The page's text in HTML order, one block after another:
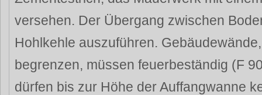
versehen. Der Übergang zwischen
Hohlkehle auszuführen.
begrenzen, müssen feuerbeständig (F
dürfen bis zur Höhe der Auffangwanne